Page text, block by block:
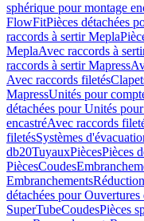
sphérique pour montage
FlowFitPièces détachées
raccords à sertir Mepla
MeplaAvec raccords à
raccords à sertir Mapress
Avec raccords filetés
MapressUnités pour
détachées pour Unités
encastréAvec raccords
filetésSystèmes
db20TuyauxPiècesPièces
PiècesCoudes
Embranchements
détachées pour Ouvertures
SuperTubeCoudesPièces